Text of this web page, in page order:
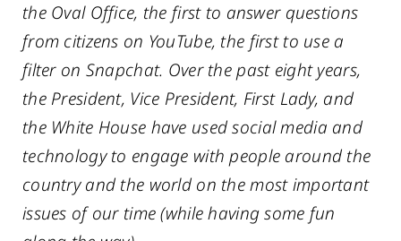
the Oval Office, the first to answer questions
from citizens on YouTube, the first to use a
filter on Snapchat. Over the past eight years,
the President, Vice President, First Lady, and
the White House have used social media and
technology to engage with people around the
country and the world on the most important
issues of our time (while having some fun